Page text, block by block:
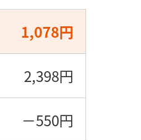
1,078円
2,398円
－550円